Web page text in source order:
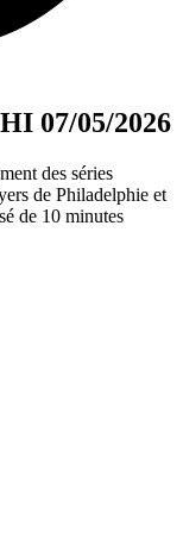
07/05/2026
des séries
de Philadelphie et
de 10 minutes